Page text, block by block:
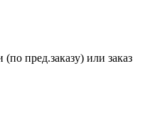
пред.заказу) или заказ